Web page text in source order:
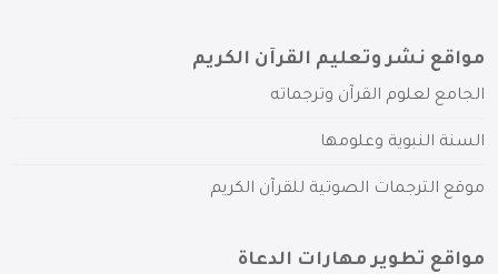
مواقع نشر وتعليم القرآن الكريم
الجامع لعلوم القرآن وترجماته
السنة النبوية وعلومها
موقع الترجمات الصوتية للقرآن الكريم
مواقع تطوير مهارات الدعاة